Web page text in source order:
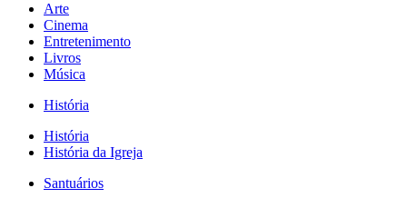
Arte
Cinema
Entretenimento
Livros
Música
História
História
História da Igreja
Santuários